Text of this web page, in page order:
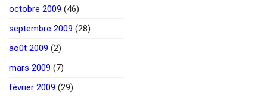
octobre 2009 (46)
septembre 2009 (28)
août 2009 (2)
mars 2009 (7)
février 2009 (29)